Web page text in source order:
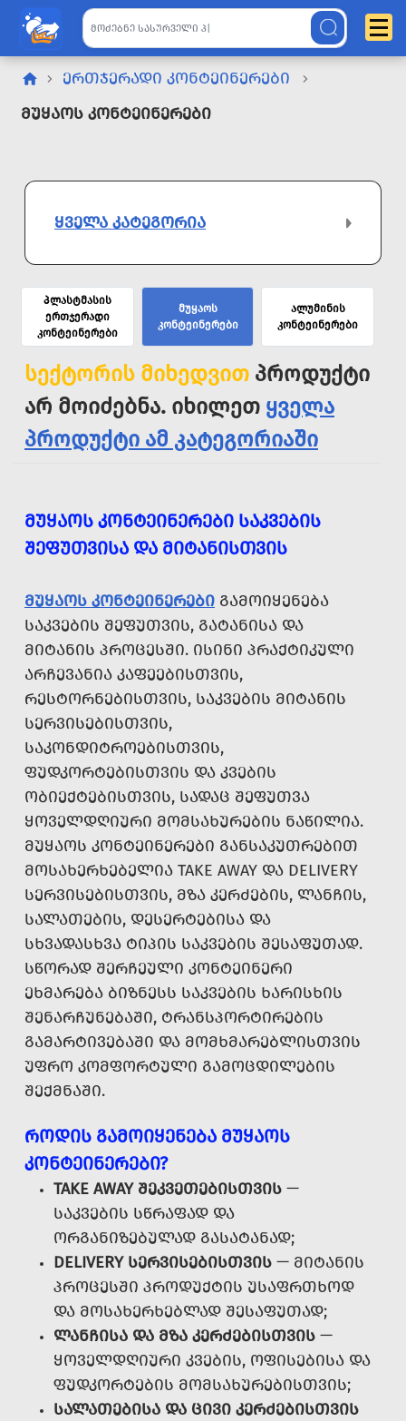
ᲔᲠᲗᲯᲔᲠᲐᲓᲘ ᲙᲝᲜᲢᲔᲘᲜᲔᲠᲔᲑᲘ
Მუყაოს Კონტეინერები
ᲧᲕᲔᲚᲐ ᲙᲐᲢᲔᲒᲝᲠᲘᲐ
პლასტმასის
ერთჯერადი
კონტეინერები
მუყაოს
კონტეინერები
ალუმინის
კონტეინერები
სექტორის მიხედვით პროდუქტი
არ მოიძებნა. იხილეთ ყველა
პროდუქტი ამ კატეგორიაში
ᲛᲣᲧᲐᲝᲡ ᲙᲝᲜᲢᲔᲘᲜᲔᲠᲔᲑᲘ ᲡᲐᲙᲕᲔᲑᲘᲡ
ᲨᲔᲤᲣᲗᲕᲘᲡᲐ ᲓᲐ ᲛᲘᲢᲐᲜᲘᲡᲗᲕᲘᲡ
ᲛᲣᲧᲐᲝᲡ ᲙᲝᲜᲢᲔᲘᲜᲔᲠᲔᲑᲘ ᲒᲐᲛᲝᲘᲧᲔᲜᲔᲑᲐ
ᲡᲐᲙᲕᲔᲑᲘᲡ ᲨᲔᲤᲣᲗᲕᲘᲡ, ᲒᲐᲢᲐᲜᲘᲡᲐ ᲓᲐ
ᲛᲘᲢᲐᲜᲘᲡ ᲞᲠᲝᲪᲔᲡᲨᲘ. ᲘᲡᲘᲜᲘ ᲞᲠᲐᲥᲢᲘᲙᲣᲚᲘ
ᲐᲠᲩᲔᲕᲐᲜᲘᲐ ᲙᲐᲤᲔᲔᲑᲘᲡᲗᲕᲘᲡ,
ᲠᲔᲡᲢᲝᲠᲜᲔᲑᲘᲡᲗᲕᲘᲡ, ᲡᲐᲙᲕᲔᲑᲘᲡ ᲛᲘᲢᲐᲜᲘᲡ
ᲡᲔᲠᲕᲘᲡᲔᲑᲘᲡᲗᲕᲘᲡ,
ᲡᲐᲙᲝᲜᲓᲘᲢᲠᲝᲔᲑᲘᲡᲗᲕᲘᲡ,
ᲤᲣᲓᲙᲝᲠᲢᲔᲑᲘᲡᲗᲕᲘᲡ ᲓᲐ ᲙᲕᲔᲑᲘᲡ
ᲝᲑᲘᲔᲥᲢᲔᲑᲘᲡᲗᲕᲘᲡ, ᲡᲐᲓᲐᲪ ᲨᲔᲤᲣᲗᲕᲐ
ᲧᲝᲕᲔᲚᲓᲦᲘᲣᲠᲘ ᲛᲝᲛᲡᲐᲮᲣᲠᲔᲑᲘᲡ ᲜᲐᲬᲘᲚᲘᲐ.
ᲛᲣᲧᲐᲝᲡ ᲙᲝᲜᲢᲔᲘᲜᲔᲠᲔᲑᲘ ᲒᲐᲜᲡᲐᲙᲣᲗᲠᲔᲑᲘᲗ
ᲛᲝᲡᲐᲮᲔᲠᲮᲔᲑᲔᲚᲘᲐ TAKE AWAY ᲓᲐ DELIVERY
ᲡᲔᲠᲕᲘᲡᲔᲑᲘᲡᲗᲕᲘᲡ, ᲛᲖᲐ ᲙᲔᲠᲫᲔᲑᲘᲡ, ᲚᲐᲜᲩᲘᲡ,
ᲡᲐᲚᲐᲗᲔᲑᲘᲡ, ᲓᲔᲡᲔᲠᲢᲔᲑᲘᲡᲐ ᲓᲐ
ᲡᲮᲕᲐᲓᲐᲡᲮᲕᲐ ᲢᲘᲞᲘᲡ ᲡᲐᲙᲕᲔᲑᲘᲡ ᲨᲔᲡᲐᲤᲣᲗᲐᲓ.
ᲡᲬᲝᲠᲐᲓ ᲨᲔᲠᲩᲔᲣᲚᲘ ᲙᲝᲜᲢᲔᲘᲜᲔᲠᲘ
ᲔᲮᲛᲐᲠᲔᲑᲐ ᲑᲘᲖᲜᲔᲡᲡ ᲡᲐᲙᲕᲔᲑᲘᲡ ᲮᲐᲠᲘᲡᲮᲘᲡ
ᲨᲔᲜᲐᲠᲩᲣᲜᲔᲑᲐᲨᲘ, ᲢᲠᲐᲜᲡᲞᲝᲠᲢᲘᲠᲔᲑᲘᲡ
ᲒᲐᲛᲐᲠᲢᲘᲕᲔᲑᲐᲨᲘ ᲓᲐ ᲛᲝᲛᲮᲛᲐᲠᲔᲑᲚᲘᲡᲗᲕᲘᲡ
ᲣᲤᲠᲝ ᲙᲝᲛᲤᲝᲠᲢᲣᲚᲘ ᲒᲐᲛᲝᲪᲓᲘᲚᲔᲑᲘᲡ
ᲨᲔᲥᲛᲜᲐᲨᲘ.
ᲠᲝᲓᲘᲡ ᲒᲐᲛᲝᲘᲧᲔᲜᲔᲑᲐ ᲛᲣᲧᲐᲝᲡ
ᲙᲝᲜᲢᲔᲘᲜᲔᲠᲔᲑᲘ?
TAKE AWAY ᲨᲔᲙᲕᲔᲗᲔᲑᲘᲡᲗᲕᲘᲡ —
ᲡᲐᲙᲕᲔᲑᲘᲡ ᲡᲬᲠᲐᲤᲐᲓ ᲓᲐ
ᲝᲠᲒᲐᲜᲘᲖᲔᲑᲣᲚᲐᲓ ᲒᲐᲡᲐᲢᲐᲜᲐᲓ;
DELIVERY ᲡᲔᲠᲕᲘᲡᲔᲑᲘᲡᲗᲕᲘᲡ — ᲛᲘᲢᲐᲜᲘᲡ
ᲞᲠᲝᲪᲔᲡᲨᲘ ᲞᲠᲝᲓᲣᲥᲢᲘᲡ ᲣᲡᲐᲤᲠᲗᲮᲝᲓ
ᲓᲐ ᲛᲝᲡᲐᲮᲔᲠᲮᲔᲑᲚᲐᲓ ᲨᲔᲡᲐᲤᲣᲗᲐᲓ;
ᲚᲐᲜᲩᲘᲡᲐ ᲓᲐ ᲛᲖᲐ ᲙᲔᲠᲫᲔᲑᲘᲡᲗᲕᲘᲡ —
ᲧᲝᲕᲔᲚᲓᲦᲘᲣᲠᲘ ᲙᲕᲔᲑᲘᲡ, ᲝᲤᲘᲡᲔᲑᲘᲡᲐ ᲓᲐ
ᲤᲣᲓᲙᲝᲠᲢᲔᲑᲘᲡ ᲛᲝᲛᲡᲐᲮᲣᲠᲔᲑᲘᲡᲗᲕᲘᲡ;
ᲡᲐᲚᲐᲗᲔᲑᲘᲡᲐ ᲓᲐ ᲪᲘᲕᲘ ᲙᲔᲠᲫᲔᲑᲘᲡᲗᲕᲘᲡ